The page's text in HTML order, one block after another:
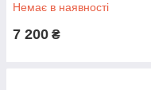
Немає в наявності
7 200 ₴